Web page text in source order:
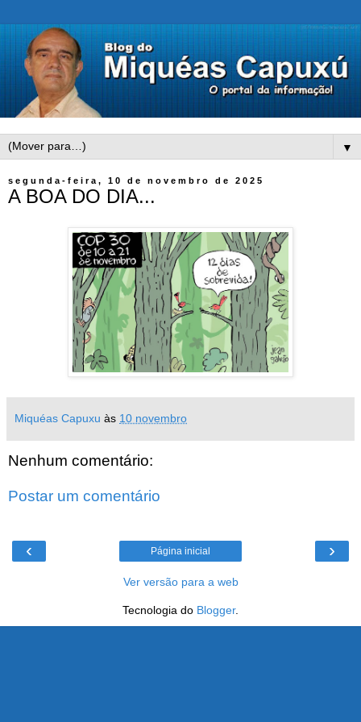
▼
segunda-feira, 10 de novembro de 2025
A BOA DO DIA...
Miquéas Capuxu às 10 novembro
Nenhum comentário:
Postar um comentário
‹ ›
Página inicial
Ver versão para a web
Tecnologia do Blogger.